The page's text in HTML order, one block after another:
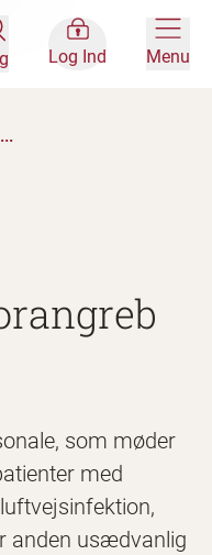
Log Ind Menu
som møder
med
anden usædvanlig